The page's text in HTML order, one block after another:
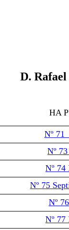
D.
HA
Nº 71
Nº
Nº
Nº 75
Nº
Nº